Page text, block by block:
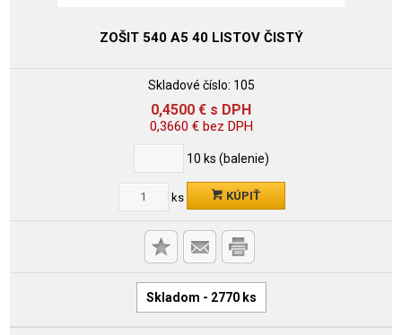
ZOŠIT 540 A5 40 LISTOV ČISTÝ
Skladové číslo: 105
0,4500 € s DPH
0,3660 €bez DPH
10 ks (balenie)
ks KÚPIŤ
Skladom - 2770 ks